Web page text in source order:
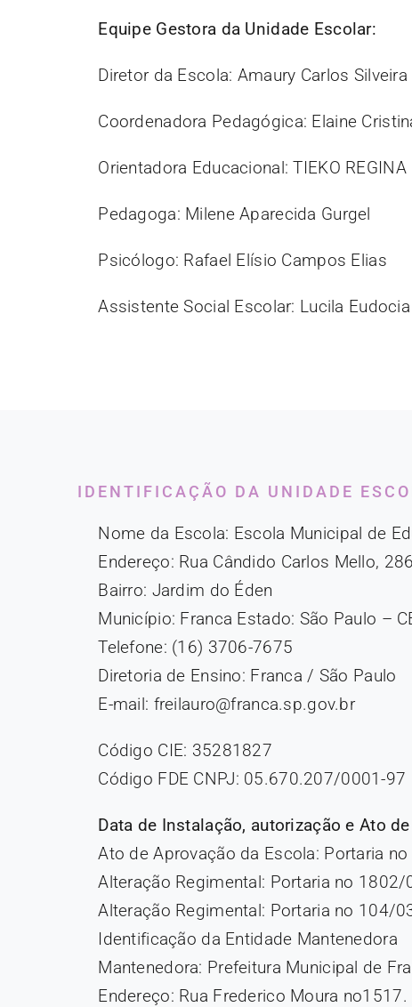
Equipe Gestora da Unidade Escolar:
Diretor da Escola: Amaury Carlos Silveira
Coordenadora Pedagógica: Elaine
Orientadora Educacional: TIEKO REGINA
Pedagoga: Milene Aparecida Gurgel
Psicólogo: Rafael Elísio Campos Elias
Assistente Social Escolar: Lucila
IDENTIFICAÇÃO DA UNIDADE
Nome da Escola: Escola Municipal de
Endereço: Rua Cândido Carlos Mello,
Bairro: Jardim do Éden
Município: Franca Estado: São Paulo –
Telefone: (16) 3706-7675
Diretoria de Ensino: Franca / São Paulo
E-mail: freilauro@franca.sp.gov.br
Código CIE: 35281827
Código FDE CNPJ: 05.670.207/0001-97
Data de Instalação, autorização e Ato
Ato de Aprovação da Escola: Portaria
Alteração Regimental: Portaria no
Alteração Regimental: Portaria no 104/
Identificação da Entidade Mantenedora
Mantenedora: Prefeitura Municipal de
Endereço: Rua Frederico Moura no1517.